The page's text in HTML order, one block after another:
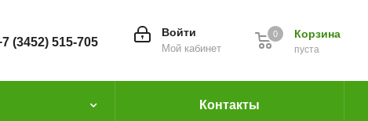
Корзина
пуста
0
Войти
Мой кабинет
(3452) 515-705
Контакты